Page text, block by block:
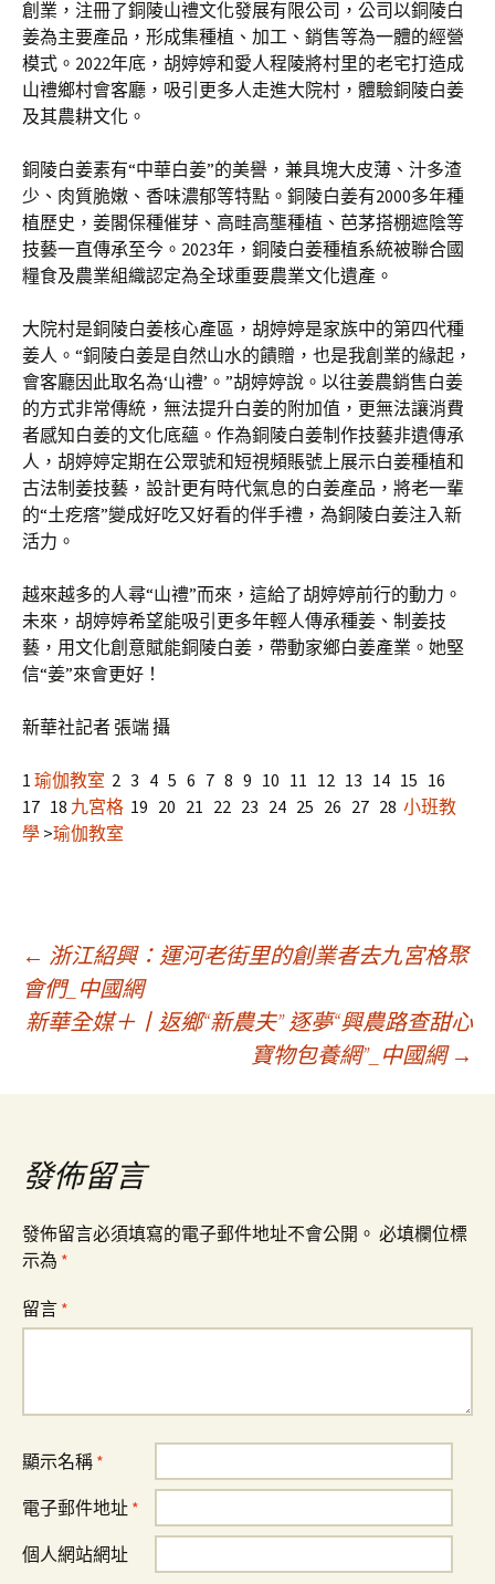
創業，注冊了銅陵山禮文化發展有限公司，公司以銅陵白
姜為主要產品，形成集種植、加工、銷售等為一體的經營
模式。2022年底，胡婷婷和愛人程陵將村里的老宅打造成
山禮鄉村會客廳，吸引更多人走進大院村，體驗銅陵白姜
及其農耕文化。
銅陵白姜素有“中華白姜”的美譽，兼具塊大皮薄、汁多渣
少、肉質脆嫩、香味濃郁等特點。銅陵白姜有2000多年種
植歷史，姜閣保種催芽、高畦高壟種植、芭茅搭棚遮陰等
技藝一直傳承至今。2023年，銅陵白姜種植系統被聯合國
糧食及農業組織認定為全球重要農業文化遺產。
大院村是銅陵白姜核心產區，胡婷婷是家族中的第四代種
姜人。“銅陵白姜是自然山水的饋贈，也是我創業的緣起，
會客廳因此取名為‘山禮’。”胡婷婷說。以往姜農銷售白姜
的方式非常傳統，無法提升白姜的附加值，更無法讓消費
者感知白姜的文化底蘊。作為銅陵白姜制作技藝非遺傳承
人，胡婷婷定期在公眾號和短視頻賬號上展示白姜種植和
古法制姜技藝，設計更有時代氣息的白姜產品，將老一輩
的“土疙瘩”變成好吃又好看的伴手禮，為銅陵白姜注入新
活力。
越來越多的人尋“山禮”而來，這給了胡婷婷前行的動力。
未來，胡婷婷希望能吸引更多年輕人傳承種姜、制姜技
藝，用文化創意賦能銅陵白姜，帶動家鄉白姜產業。她堅
信“姜”來會更好！
新華社記者 張端 攝
1 瑜伽教室 2 3 4 5 6 7 8 9 10 11 12 13 14 15 16
17 18 九宮格 19 20 21 22 23 24 25 26 27 28 小班教
學 >瑜伽教室
文
章
導
覽
← 浙江紹興：運河老街里的創業者去九宮格聚
會們_中國網
新華全媒＋丨返鄉“新農夫” 逐夢“興農路查甜心
寶物包養網”_中國網 →
發佈留言
發佈留言必須填寫的電子郵件地址不會公開。 必填欄位標
示為 *
留言 *
顯示名稱 *
電子郵件地址 *
個人網站網址